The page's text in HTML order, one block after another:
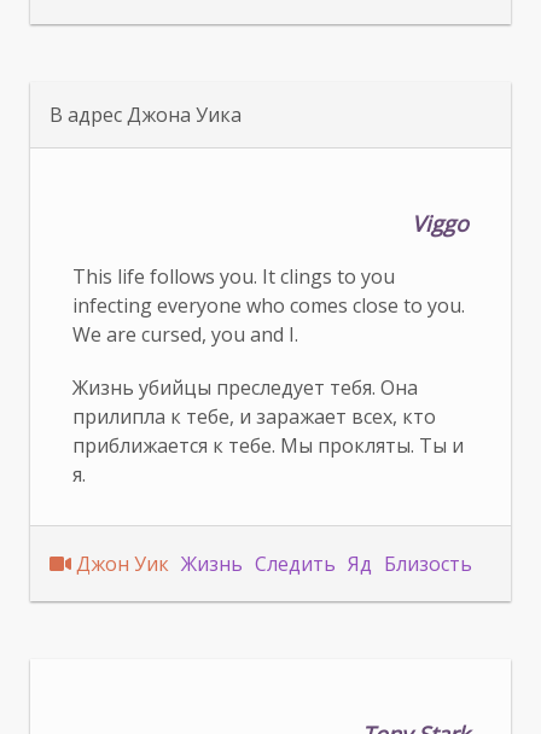
В адрес Джона Уика
Viggo
This life follows you. It clings to you
infecting everyone who comes close to you.
We are cursed, you and I.
Жизнь убийцы преследует тебя. Она
прилипла к тебе, и заражает всех, кто
приближается к тебе. Мы прокляты. Ты и
я.
Джон Уик Жизнь Следить Яд Близость